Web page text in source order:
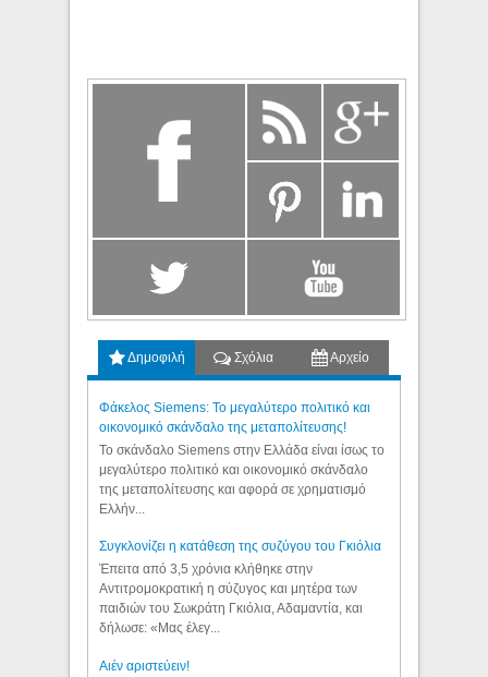
Δημοφιλή Σχόλια Αρχείο
Φάκελος Siemens: Το μεγαλύτερο πολιτικό και
οικονομικό σκάνδαλο της μεταπολίτευσης!
Το σκάνδαλο Siemens στην Ελλάδα είναι ίσως το
μεγαλύτερο πολιτικό και οικονομικό σκάνδαλο
της μεταπολίτευσης και αφορά σε χρηματισμό
Ελλήν...
Συγκλονίζει η κατάθεση της συζύγου του Γκιόλια
Έπειτα από 3,5 χρόνια κλήθηκε στην
Αντιτρομοκρατική η σύζυγος και μητέρα των
παιδιών του Σωκράτη Γκιόλια, Αδαμαντία, και
δήλωσε: «Μας έλεγ...
Aιέν αριστεύειν!